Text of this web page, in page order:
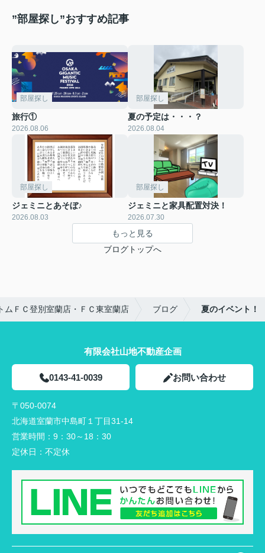
”部屋探し”おすすめ記事
部屋探し
旅行①
2026.08.06
部屋探し
夏の予定は・・・？
2026.08.04
部屋探し
ジェミニとあそぼ♪
2026.08.03
部屋探し
ジェミニと家具配置対決！
2026.07.30
もっと見る
ブログトップへ
ムＦＣ登別室蘭店・ＦＣ東室蘭店 ブログ 夏のイベント！
有限会社山地不動産企画
0143-41-0039 お問い合わせ
〒050-0074
北海道室蘭市中島町１丁目31-14
営業時間： 9：30～18：30
定休日： 不定休